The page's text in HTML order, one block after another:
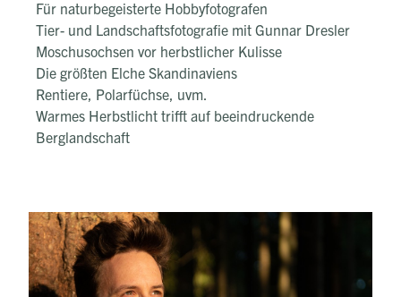
Für naturbegeisterte Hobbyfotografen
Tier- und Landschaftsfotografie mit Gunnar Dresler
Moschusochsen vor herbstlicher Kulisse
Die größten Elche Skandinaviens
Rentiere, Polarfüchse, uvm.
Warmes Herbstlicht trifft auf beeindruckende
Berglandschaft